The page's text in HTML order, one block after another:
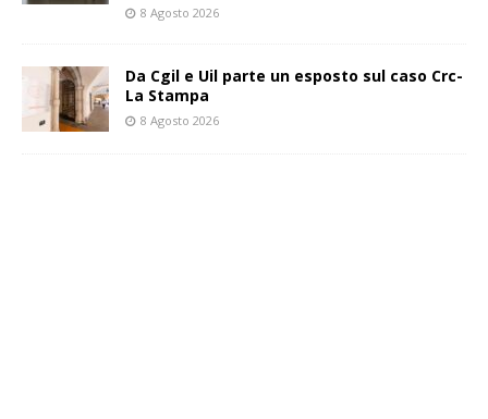
8 Agosto 2026
Da Cgil e Uil parte un esposto sul caso Crc-
La Stampa
8 Agosto 2026